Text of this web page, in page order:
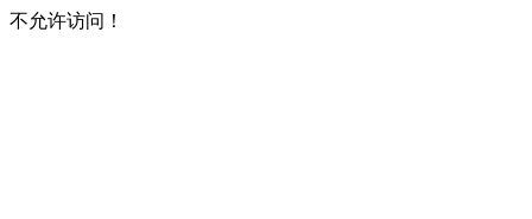
不允许访问！